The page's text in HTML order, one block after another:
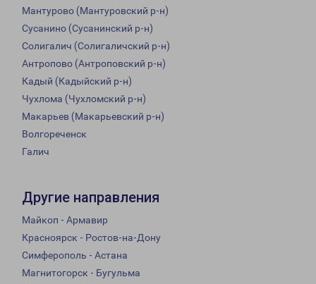
Мантурово (Мантуровский р-н)
Сусанино (Сусанинский р-н)
Солигалич (Солигаличский р-н)
Антропово (Антроповский р-н)
Кадый (Кадыйский р-н)
Чухлома (Чухломский р-н)
Макарьев (Макарьевский р-н)
Волгореченск
Галич
Другие направления
Майкоп - Армавир
Красноярск - Ростов-на-Дону
Симферополь - Астана
Магнитогорск - Бугульма